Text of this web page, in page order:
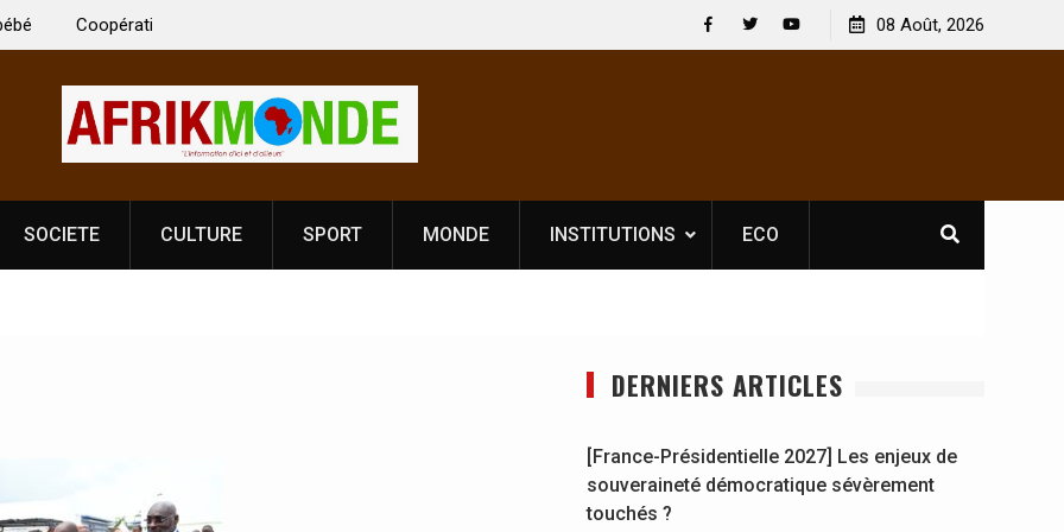
Singh à
de
Côte d’Ivoire, l’opérateur culturel Soldat Jahboy se
prononce
[France-Présidentielle 2027] Les enjeux de
souveraineté démocratique sévèrement touchés ?
08 Août, 2026
SOCIETE CULTURE SPORT MONDE INSTITUTIONS ECO
DERNIERS ARTICLES
[France-Présidentielle 2027] Les enjeux de
souveraineté démocratique sévèrement
touchés ?